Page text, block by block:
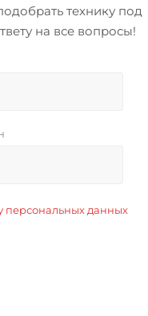
технику под
на все вопросы!
персональных данных